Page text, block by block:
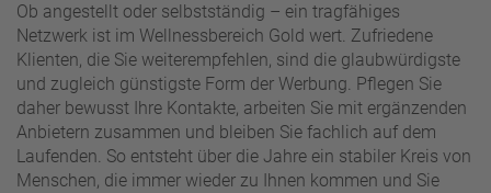
Ob angestellt oder selbstständig – ein tragfähiges
Netzwerk ist im Wellnessbereich Gold wert. Zufriedene
Klienten, die Sie weiterempfehlen, sind die glaubwürdigste
und zugleich günstigste Form der Werbung. Pflegen Sie
daher bewusst Ihre Kontakte, arbeiten Sie mit ergänzenden
Anbietern zusammen und bleiben Sie fachlich auf dem
Laufenden. So entsteht über die Jahre ein stabiler Kreis von
Menschen, die immer wieder zu Ihnen kommen und Sie